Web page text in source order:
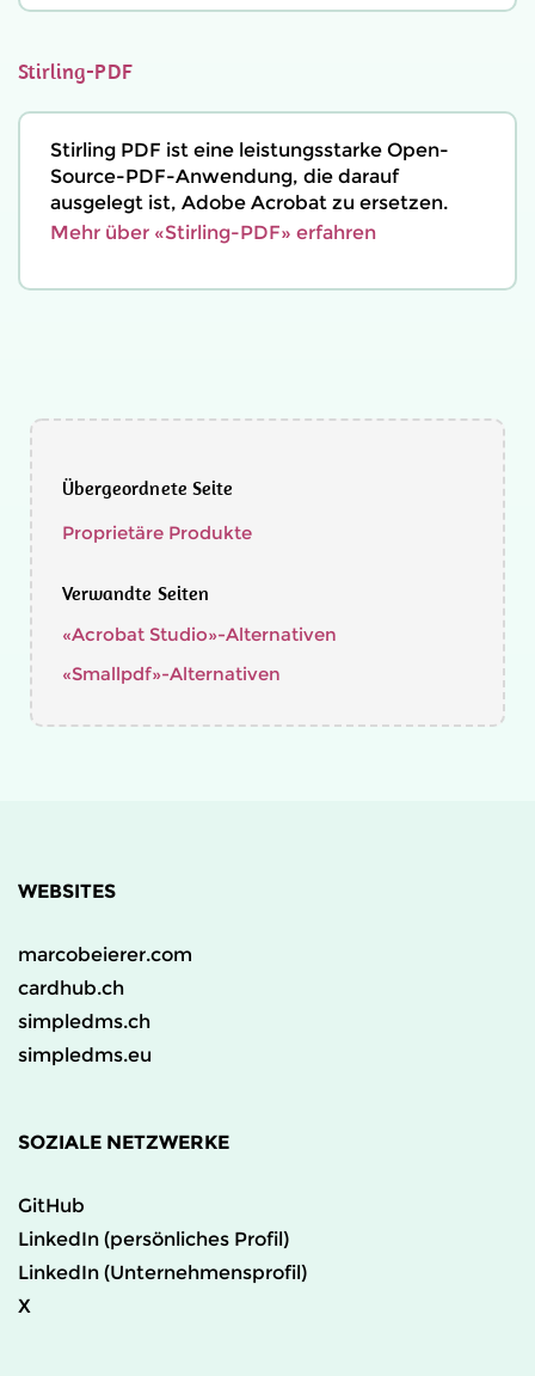
Stirling-PDF
Stirling PDF ist eine leistungsstarke Open-
Source-PDF-Anwendung, die darauf
ausgelegt ist, Adobe Acrobat zu ersetzen.
Mehr über «Stirling-PDF» erfahren
Übergeordnete Seite
Proprietäre Produkte
Verwandte Seiten
«Acrobat Studio»-Alternativen
«Smallpdf»-Alternativen
WEBSITES
marcobeierer.com
cardhub.ch
simpledms.ch
simpledms.eu
SOZIALE NETZWERKE
GitHub
LinkedIn (persönliches Profil)
LinkedIn (Unternehmensprofil)
X